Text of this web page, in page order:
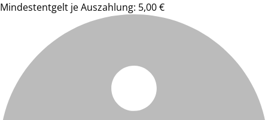
Mindestentgelt je Auszahlung: 5,00 €